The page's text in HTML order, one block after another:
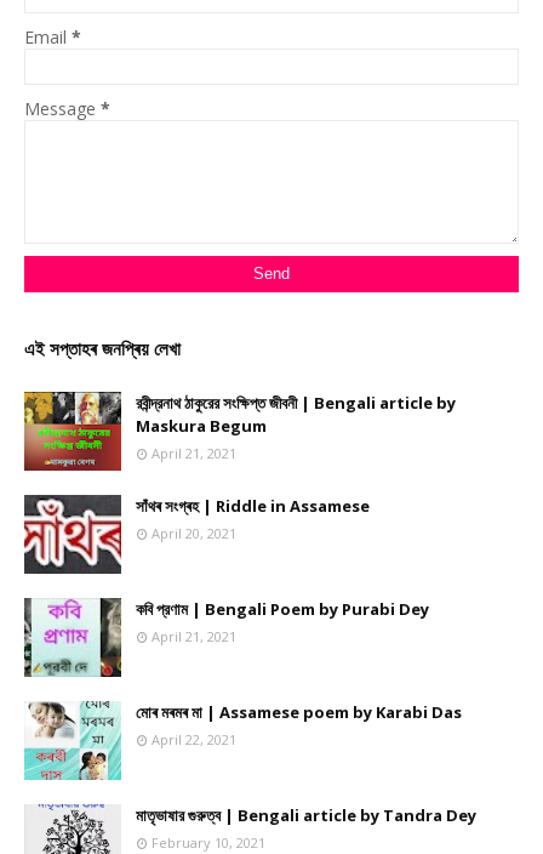
Email *
Message *
এই সপ্তাহৰ জনপ্ৰিয় লেখা
রবীন্দ্রনাথ ঠাকুরের সংক্ষিপ্ত জীবনী | Bengali article by
Maskura Begum
April 21, 2021
সাঁথৰ সংগ্ৰহ | Riddle in Assamese
April 20, 2021
কবি প্রণাম | Bengali Poem by Purabi Dey
April 21, 2021
মোৰ মৰমৰ মা | Assamese poem by Karabi Das
April 22, 2021
মাতৃভাষার গুরুত্ব | Bengali article by Tandra Dey
February 10, 2021